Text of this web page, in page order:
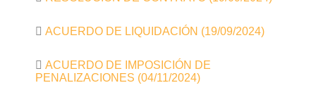
ACUERDO DE LIQUIDACIÓN (19/09/2024)
ACUERDO DE IMPOSICIÓN DE
PENALIZACIONES (04/11/2024)